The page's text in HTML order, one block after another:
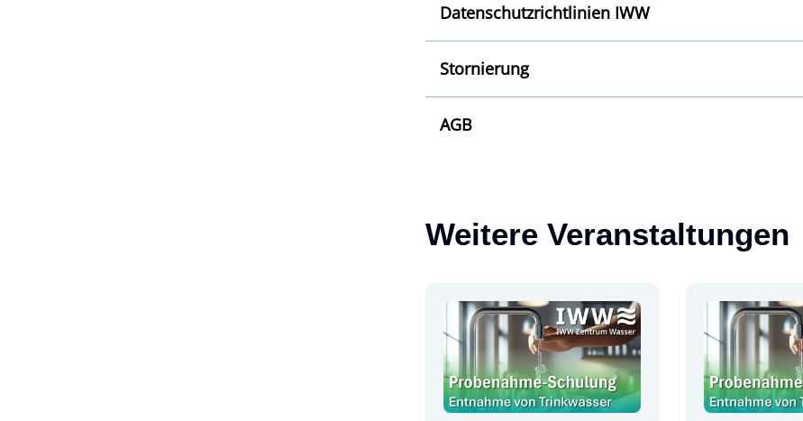
Datenschutzrichtlinien IWW
Stornierung
AGB
Weitere Veranstaltungen